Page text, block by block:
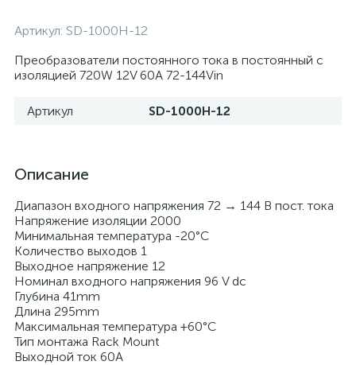
Артикул: SD-1000H-12
Преобразователи постоянного тока в постоянный с
изоляцией 720W 12V 60A 72-144Vin
Артикул SD-1000H-12
Описание
Диапазон входного напряжения 72 → 144 В пост. тока
Напряжение изоляции 2000
Минимальная температура -20°C
Количество выходов 1
Выходное напряжение 12
Номинал входного напряжения 96 V dc
Глубина 41mm
Длина 295mm
Максимальная температура +60°C
Тип монтажа Rack Mount
Выходной ток 60A